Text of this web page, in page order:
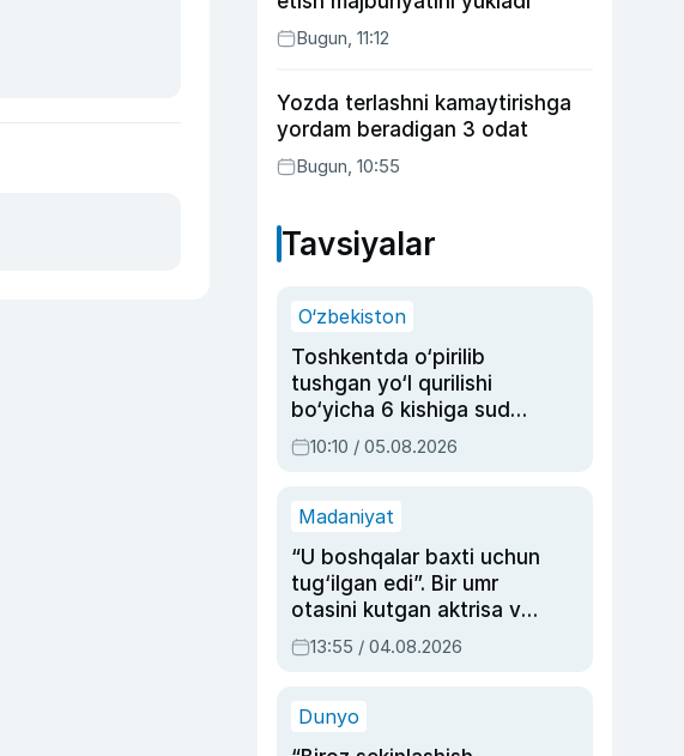
Bugun, 11:12
Yozda terlashni kamaytirishga
yordam beradigan 3 odat
Bugun, 10:55
Tavsiyalar
O‘zbekiston
Toshkentda o‘pirilib
tushgan yo‘l qurilishi
bo‘yicha 6 kishiga sud
hukmi o‘qildi
10:10 / 05.08.2026
Madaniyat
“U boshqalar baxti uchun
tug‘ilgan edi”. Bir umr
otasini kutgan aktrisa va
dublyaj ustasi Rimma
Ahmedovaning
13:55 / 04.08.2026
Dunyo